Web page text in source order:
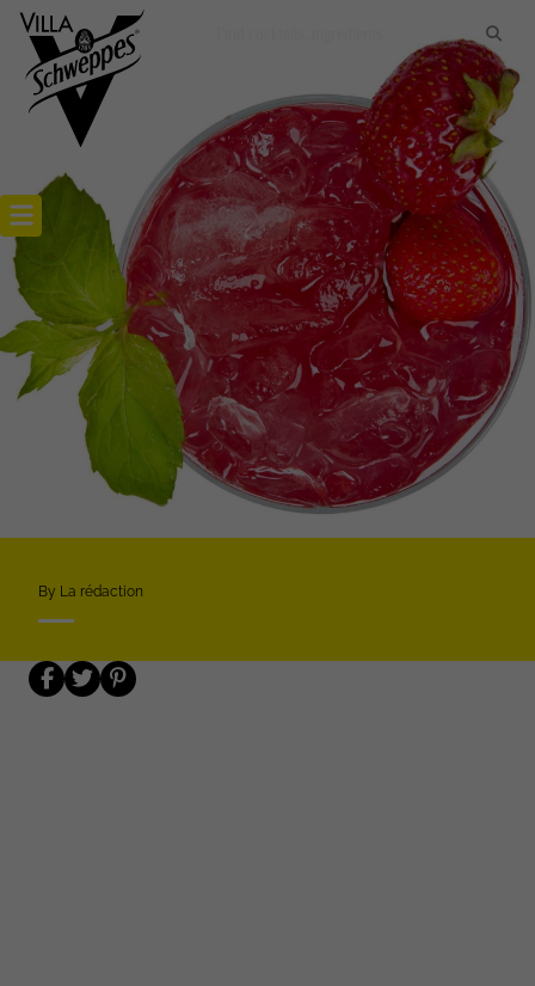
Recettes cocktails
Articles cocktails
Lieux
RECETTE MOJITO BONBON
By La rédaction